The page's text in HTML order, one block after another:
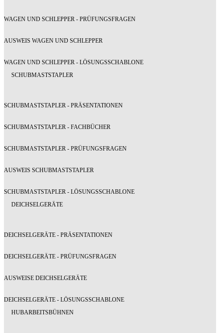
WAGEN UND SCHLEPPER - PRÜFUNGSFRAGEN
AUSWEIS WAGEN UND SCHLEPPER
WAGEN UND SCHLEPPER - LÖSUNGSSCHABLONE
SCHUBMASTSTAPLER
SCHUBMASTSTAPLER - PRÄSENTATIONEN
SCHUBMASTSTAPLER - FACHBÜCHER
SCHUBMASTSTAPLER - PRÜFUNGSFRAGEN
AUSWEIS SCHUBMASTSTAPLER
SCHUBMASTSTAPLER - LÖSUNGSSCHABLONE
DEICHSELGERÄTE
DEICHSELGERÄTE - PRÄSENTATIONEN
DEICHSELGERÄTE - PRÜFUNGSFRAGEN
AUSWEISE DEICHSELGERÄTE
DEICHSELGERÄTE - LÖSUNGSSCHABLONE
HUBARBEITSBÜHNEN